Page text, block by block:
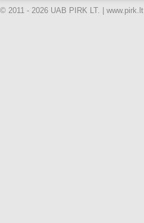
© 2011 - 2026 UAB PIRK LT. | www.pirk.lt |